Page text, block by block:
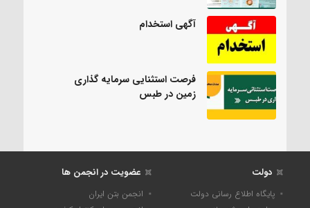
آگهی استخدام
فرصت استثنایی سرمایه گذاری
زمین در طبس
دولت
پایگاه اطلاع رسانی دولت
عضویت در انجمن ها
انجمن بتن ایران